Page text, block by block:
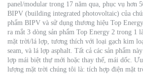
panel/modular trong 17 năm qua, phục vụ hơn
BIPV (building integrated photovoltaic) của
phẩm BIPV và sử dụng thương hiệu Top
ra mắt 3 dòng sản phẩm Top Energy 2 trong 1
mặt trời/lá lợp, tương thích với loại gạch kim
seam, và lá lợp asphalt. Tất cả các sản phẩm
lợp mái biệt thự mới hoặc thay thế, mái dốc.
lượng mặt trời chúng tôi là: tích hợp điện mặt